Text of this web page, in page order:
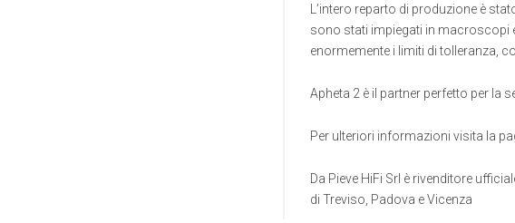
L’intero reparto di produzione è
sono stati impiegati in macroscopi
enormemente i limiti di tolleranza,
Apheta 2 è il partner perfetto per la
Per ulteriori informazioni visita la
Da Pieve HiFi Srl è rivenditore
di Treviso, Padova e Vicenza